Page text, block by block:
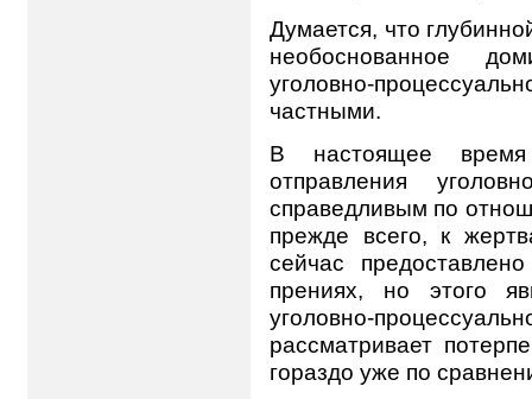
Думается, что
необоснованное
уголовно-
частными.
В настоящее
отправления
справедливым по
прежде всего, к
сейчас
прениях, но этого
уголовно-
рассматривает
гораздо уже по